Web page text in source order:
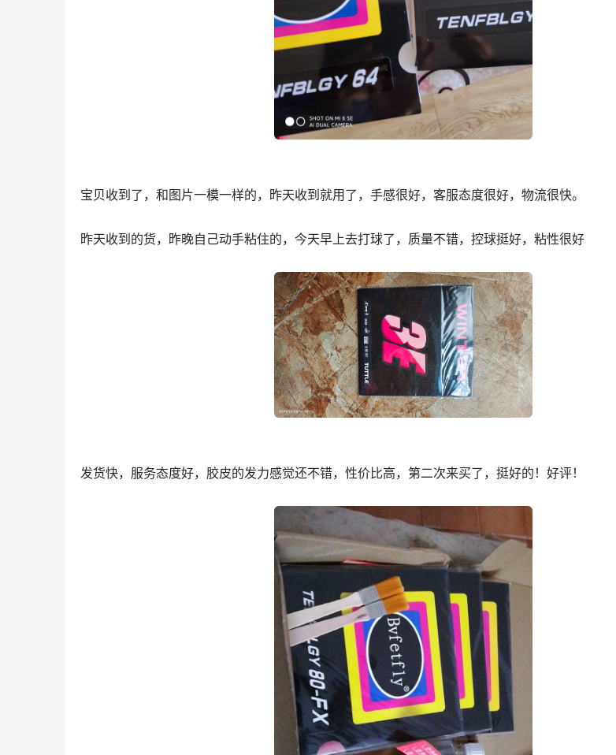
宝贝收到了，和图片一模一样的，昨天收到就用了，手感很好，客服态度很好，物流很快。
昨天收到的货，昨晚自己动手粘住的，今天早上去打球了，质量不错，控球挺好，粘性很好
发货快，服务态度好，胶皮的发力感觉还不错，性价比高，第二次来买了，挺好的！好评！